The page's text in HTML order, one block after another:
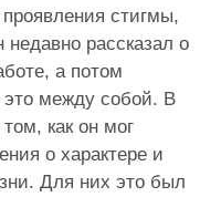
стигмы,
рассказал о
а потом
между собой. В
как он мог
о характере и
Для них это был